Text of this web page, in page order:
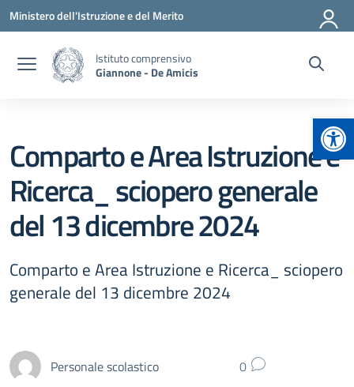
Vai ai contenuti
Vai al menu di navigazione
Vai al footer
Ministero dell'Istruzione e del Merito
Istituto comprensivo
Giannone - De Amicis
Comparto e Area Istruzione e
Ricerca_ sciopero generale
del 13 dicembre 2024
Comparto e Area Istruzione e Ricerca_ sciopero
generale del 13 dicembre 2024
Personale scolastico 0